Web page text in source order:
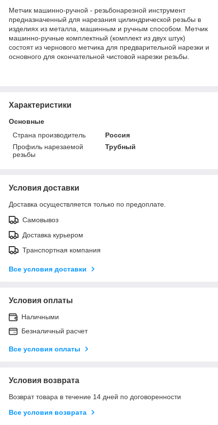
Метчик машинно-ручной - резьбонарезной инструмент
предназначенный для нарезания цилиндрической резьбы в
изделиях из металла, машинным и ручным способом. Метчик
машинно-ручные комплектный (комплект из двух штук)
состоят из чернового метчика для предварительной нарезки и
основного для окончательной чистовой нарезки резьбы.
Характеристики
Основные
Страна производитель
Россия
Профиль нарезаемой
резьбы
Трубный
Условия доставки
Доставка осуществляется только по предоплате.
Самовывоз
Доставка курьером
Транспортная компания
Все условия доставки
Условия оплаты
Наличными
Безналичный расчет
Все условия оплаты
Условия возврата
Возврат товара в течение 14 дней по договоренности
Все условия возврата